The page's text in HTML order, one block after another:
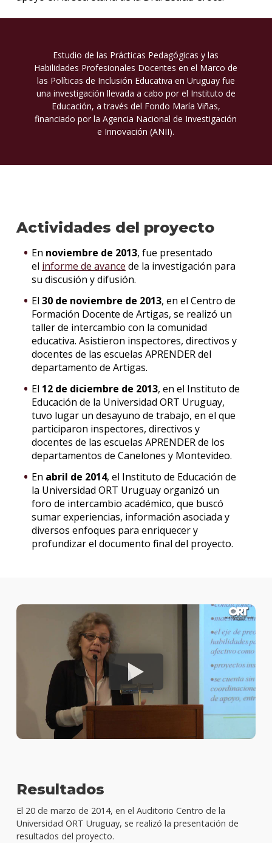
Estudio de las Prácticas Pedagógicas y las
Habilidades Profesionales Docentes en el Marco de
las Políticas de Inclusión Educativa en Uruguay fue
una investigación llevada a cabo por el Instituto de
Educación, a través del Fondo María Viñas,
financiado por la Agencia Nacional de Investigación
e Innovación (ANII).
Actividades del proyecto
En noviembre de 2013, fue presentado
el informe de avance de la investigación para
su discusión y difusión.
El 30 de noviembre de 2013, en el Centro de
Formación Docente de Artigas, se realizó un
taller de intercambio con la comunidad
educativa. Asistieron inspectores, directivos y
docentes de las escuelas APRENDER del
departamento de Artigas.
El 12 de diciembre de 2013, en el Instituto de
Educación de la Universidad ORT Uruguay,
tuvo lugar un desayuno de trabajo, en el que
participaron inspectores, directivos y
docentes de las escuelas APRENDER de los
departamentos de Canelones y Montevideo.
En abril de 2014, el Instituto de Educación de
la Universidad ORT Uruguay organizó un
foro de intercambio académico, que buscó
sumar experiencias, información asociada y
diversos enfoques para enriquecer y
profundizar el documento final del proyecto.
Resultados
El 20 de marzo de 2014, en el Auditorio Centro de la
Universidad ORT Uruguay, se realizó la presentación de
resultados del proyecto.